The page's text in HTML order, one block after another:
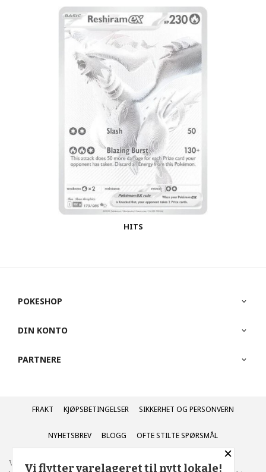
HITS
POKESHOP
DIN KONTO
PARTNERE
FRAKT KJØPSBETINGELSER SIKKERHET OG PERSONVERN
NYHETSBREV BLOGG OFTE STILTE SPØRSMÅL
Vår nettbutikk bruker cookies slik at du får en bedre
×
Vi flytter varelageret til nytt lokale!